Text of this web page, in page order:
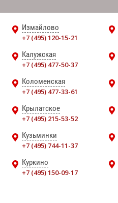
Измайлово
+7 (495) 120-15-21
Калужская
+7 (495) 477-50-37
Коломенская
+7 (495) 477-33-61
Крылатское
+7 (495) 215-53-52
Кузьминки
+7 (495) 744-11-37
Куркино
+7 (495) 150-09-17